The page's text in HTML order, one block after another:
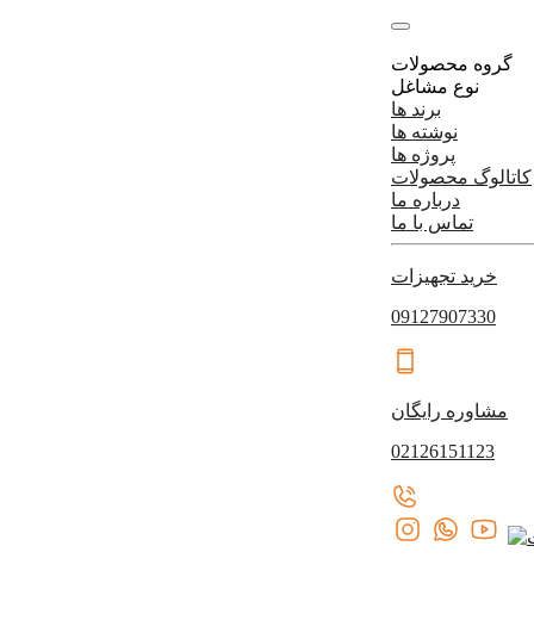
گروه محصولات
نوع مشاغل
برند ها
نوشته ها
پروژه ها
کاتالوگ محصولات
درباره ما
تماس با ما
خرید تجهیزات
09127907330
مشاوره رایگان
02126151123